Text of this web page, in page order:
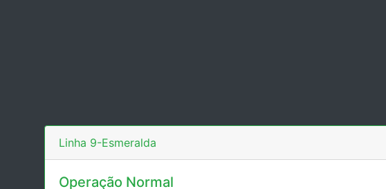
Linha 9-Esmeralda
Operação Normal